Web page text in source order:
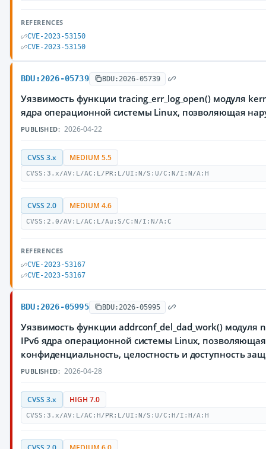
REFERENCES
CVE-2023-53150
CVE-2023-53150
BDU:2026-05739 BDU:2026-05739
Уязвимость функции tracing_err_log_open() модуля
ядра операционной системы Linux, позволяющая
PUBLISHED: 2026-04-22
CVSS 3.x MEDIUM 5.5
CVSS:3.x/AV:L/AC:L/PR:L/UI:N/S:U/C:N/I:N/A:H
CVSS 2.0 MEDIUM 4.6
CVSS:2.0/AV:L/AC:L/Au:S/C:N/I:N/A:C
REFERENCES
CVE-2023-53167
CVE-2023-53167
BDU:2026-05995 BDU:2026-05995
Уязвимость функции addrconf_del_dad_work()
IPv6 ядра операционной системы Linux,
конфиденциальность, целостность и доступность
PUBLISHED: 2026-04-28
CVSS 3.x HIGH 7.0
CVSS:3.x/AV:L/AC:H/PR:L/UI:N/S:U/C:H/I:H/A:H